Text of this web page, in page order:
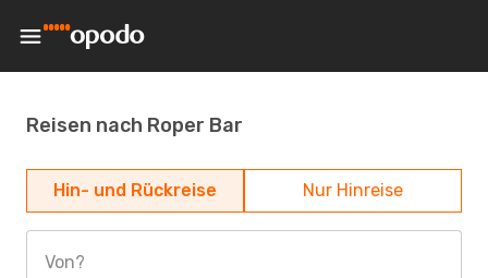
Reisen nach Roper Bar
Hin- und Rückreise Nur Hinreise
Von?